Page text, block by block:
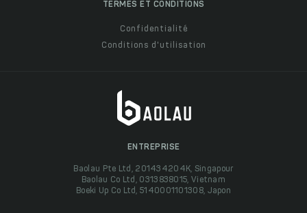
TERMES ET CONDITIONS
Confidentialité
Conditions d'utilisation
ENTREPRISE
Baolau Pte Ltd, 201434204K, Singapour
Baolau Co Ltd, 0313838015, Vietnam
Boeki Up Co Ltd, 5140001101308, Japon